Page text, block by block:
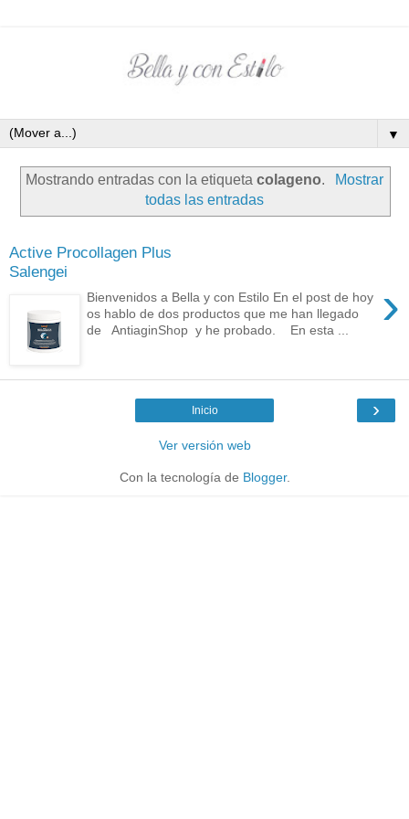
▼
Mostrando entradas con la etiquetacolageno.
Mostrar
todas las entradas
Active Procollagen Plus
Salengei
›
Bienvenidos a Bella y con Estilo En el post de hoy
os hablo de dos productos que me han llegado
de AntiaginShop y he probado. En esta ...
›
Inicio
Ver versión web
Con la tecnología de Blogger.